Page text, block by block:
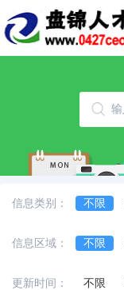
信息类别： 不限
信息区域： 不限
更新时间： 不限